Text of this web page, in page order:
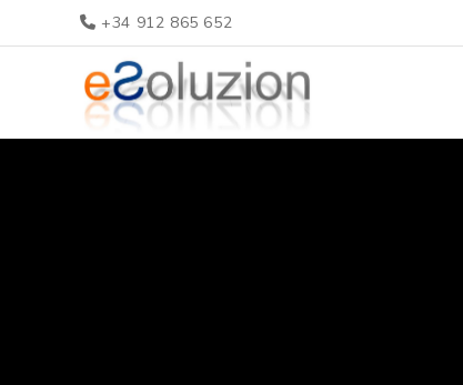
+34 912 865 652